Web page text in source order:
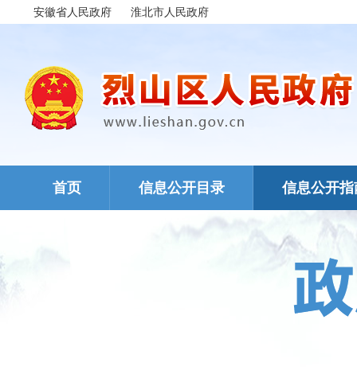
安徽省人民政府 淮北市人民政府
首页 信息公开目录 信息公开指